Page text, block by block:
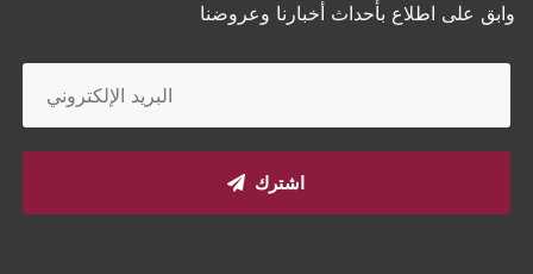
وابق على اطلاع بأحداث أخبارنا وعروضنا
اشترك